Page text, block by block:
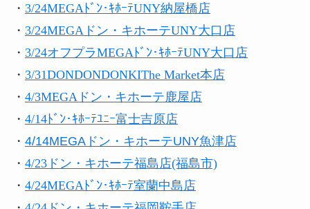
・ 3/24MEGAﾄﾞﾝ･ｷﾎｰﾃUNY納屋橋店
・ 3/24MEGAドン・キホーテUNY大口店
・ 3/24オフプラMEGAﾄﾞﾝ･ｷﾎｰﾃUNY大口店
・ 3/31DONDONDONKIThe Market本店
・ 4/3MEGAドン・キホーテ鹿屋店
・ 4/14ﾄﾞﾝ･ｷﾎｰﾃﾕﾆｰ富士吉原店
・ 4/14MEGAドン・キホーテUNY魚津店
・ 4/23ドン・キホーテ福島店(福島市)
・ 4/24MEGAﾄﾞﾝ･ｷﾎｰﾃ室蘭中島店